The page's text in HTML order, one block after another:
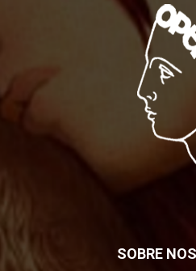
SOBRE